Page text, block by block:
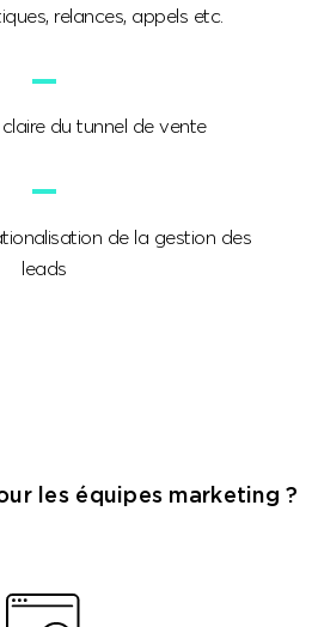
relances, appels etc.
du tunnel de vente
de la gestion des
leads
les équipes marketing ?